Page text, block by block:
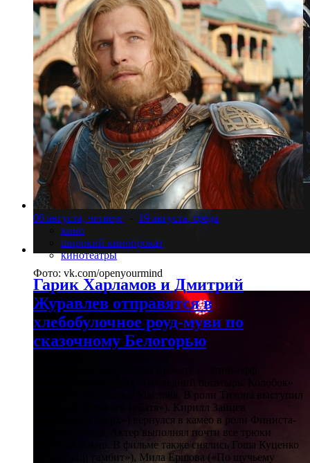
Фото: vk.com/openyourmind
06 августа, четверг - 19 августа, среда
кино
широкий кинопрокат
кинотеатры
Гарик Харламов и Дмитрий
Журавлев отправятся в
хлебобулочное роуд-муви по
сказочному Белогорью
сказочной франшизы «Последний богатырь. Колобок»
от режиссера Антона Маслова. В роли Тихона выступил
Дмитрий Журавлев («Батя»). Кирилл Зайцев
(«Движение вверх») вернулся в камео в роли Финиста-
Ясного Сокола. Актер выполнял почти все трюки
самостоятельно. В фильме также снялись Гоша Куценко
(«Турецкий гамбит»), Мила Ершова («По щучьему